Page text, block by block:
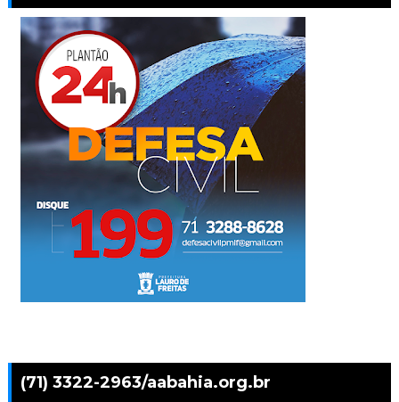
(71) 3322-2963/aabahia.org.br